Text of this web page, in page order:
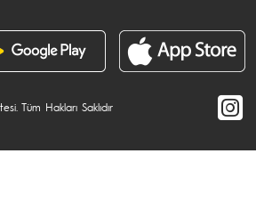
Tüm Hakları Saklıdır